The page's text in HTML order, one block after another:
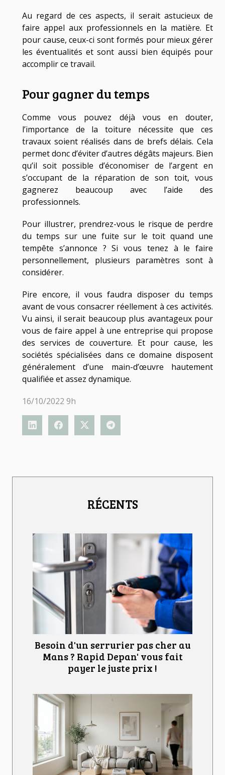
RÉCENTS
Besoin d'un serrurier pas cher au
Mans ? Rapid Depan' vous fait
payer le juste prix !
Au regard de ces aspects, il serait astucieux de
faire appel aux professionnels en la matière. Et
pour cause, ceux-ci sont formés pour mieux gérer
les éventualités et sont aussi bien équipés pour
accomplir ce travail.
Pour gagner du temps
Comme vous pouvez déjà vous en douter,
l’importance de la toiture nécessite que ces
travaux soient réalisés dans de brefs délais. Cela
permet donc d’éviter d’autres dégâts majeurs. Bien
qu’il soit possible d’économiser de l’argent en
s’occupant de la réparation de son toit, vous
gagnerez beaucoup avec l’aide des
professionnels.
Pour illustrer, prendrez-vous le risque de perdre
du temps sur une fuite sur le toit quand une
tempête s’annonce ? Si vous tenez à le faire
personnellement, plusieurs paramètres sont à
considérer.
Pire encore, il vous faudra disposer du temps
avant de vous consacrer réellement à ces activités.
Vu ainsi, il serait beaucoup plus avantageux pour
vous de faire appel à une entreprise qui propose
des services de couverture. Et pour cause, les
sociétés spécialisées dans ce domaine disposent
généralement d’une main-d’œuvre hautement
qualifiée et assez dynamique.
16/10/2022 9h